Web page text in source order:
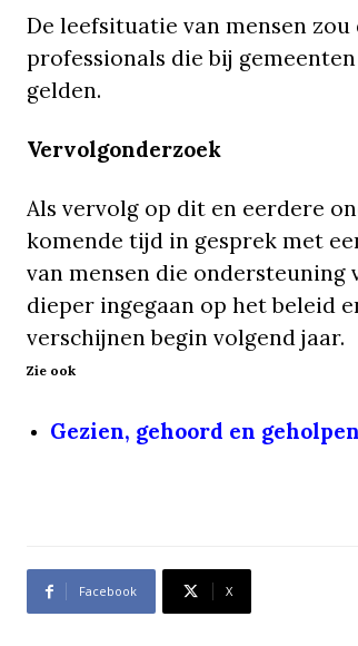
De leefsituatie van mensen
professionals die bij
gelden.
Vervolgonderzoek
Als vervolg op dit en eerdere
komende tijd in gesprek met
van mensen die
dieper ingegaan op het beleid
verschijnen begin volgend jaar.
Zie ook
Gezien, gehoord en
Facebook X